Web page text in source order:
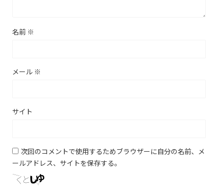
名前 ※
メール ※
サイト
次回のコメントで使用するためブラウザーに自分の名前、メ
ールアドレス、サイトを保存する。